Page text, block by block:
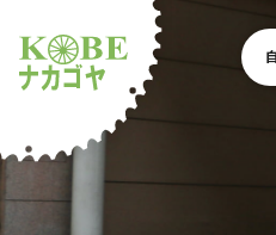
ショップナカ
サ
本